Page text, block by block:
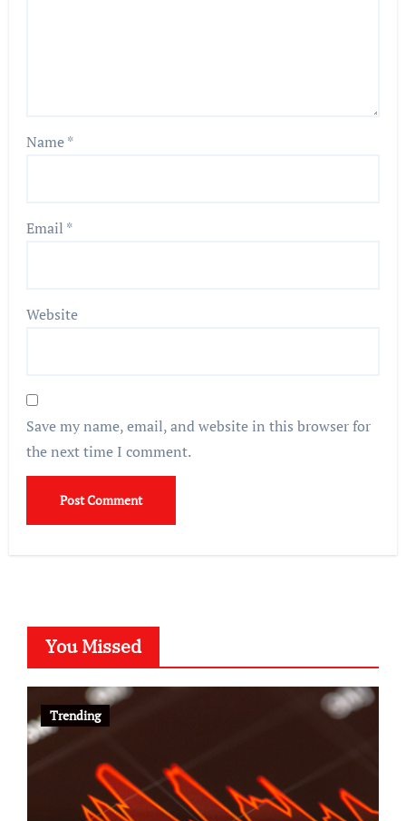
Name*
Email *
Website
Save my name, email, and website in this browser for
the next time I comment.
You Missed
Trending